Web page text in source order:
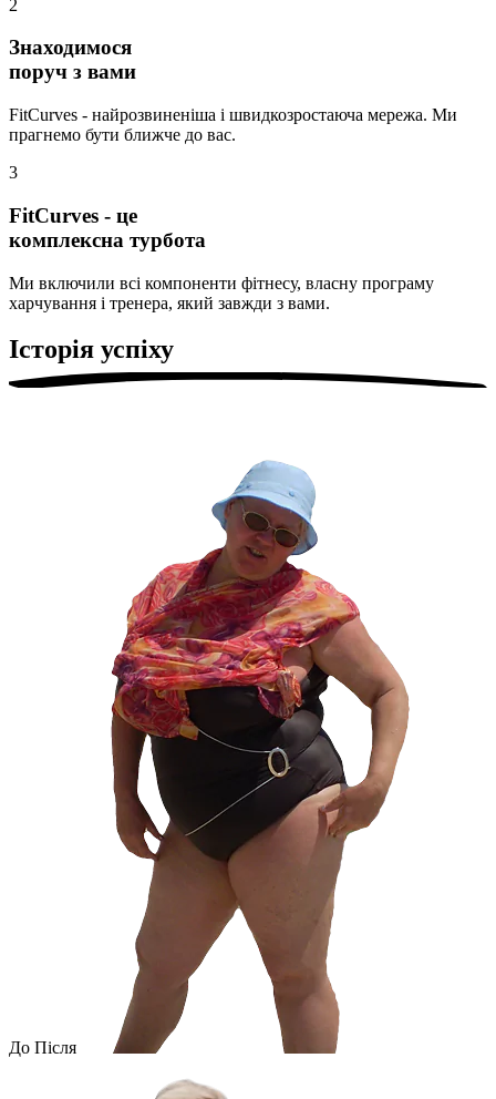
2
Знаходимося
поруч з вами
FitCurves - найрозвиненіша і швидкозростаюча мережа. Ми
прагнемо бути ближче до вас.
3
FitCurves - це
комплексна турбота
Ми включили всі компоненти фітнесу, власну програму
харчування і тренера, який завжди з вами.
Історія успіху
До Після